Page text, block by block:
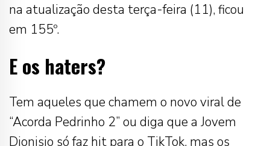
na atualização desta terça-feira (11), ficou
em 155º.
E os haters?
Tem aqueles que chamem o novo viral de
“Acorda Pedrinho 2” ou diga que a Jovem
Dionisio só faz hit para o TikTok, mas os